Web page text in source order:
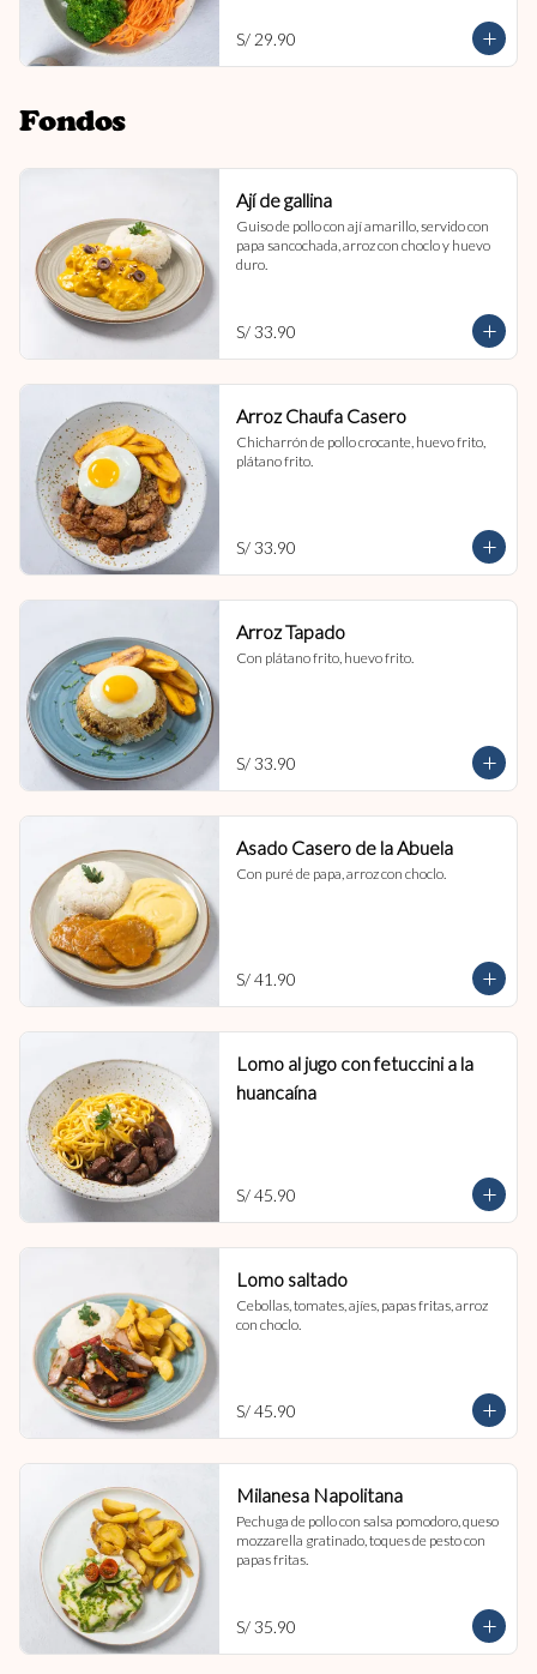
S/ 29.90
Fondos
Ají de gallina
Guiso de pollo con ají amarillo, servido con
papa sancochada, arroz con choclo y huevo
duro.
S/ 33.90
Arroz Chaufa Casero
Chicharrón de pollo crocante, huevo frito,
plátano frito.
S/ 33.90
Arroz Tapado
Con plátano frito, huevo frito.
S/ 33.90
Asado Casero de la Abuela
Con puré de papa, arroz con choclo.
S/ 41.90
Lomo al jugo con fetuccini a la
huancaína
S/ 45.90
Lomo saltado
Cebollas, tomates, ajíes, papas fritas, arroz
con choclo.
S/ 45.90
Milanesa Napolitana
Pechuga de pollo con salsa pomodoro, queso
mozzarella gratinado, toques de pesto con
papas fritas.
S/ 35.90